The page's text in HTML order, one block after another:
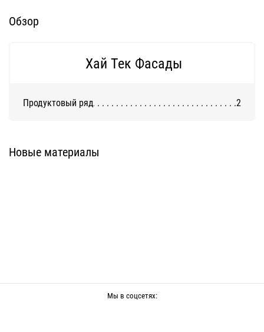
Обзор
Хай Тек Фасады
Продуктовый ряд 2
Новые материалы
Мы в соцсетях: